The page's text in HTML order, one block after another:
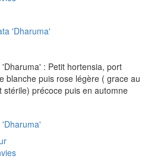
: Petit hortensia, port
blanche puis rose légère ( grace au
stérile) précoce puis en automne